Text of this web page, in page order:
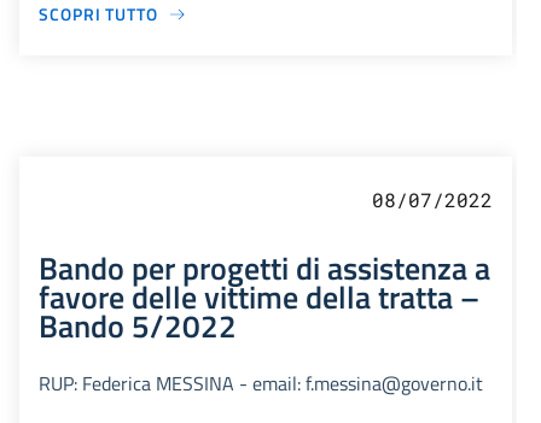
SCOPRI TUTTO
08/07/2022
Bando per progetti di assistenza a
favore delle vittime della tratta –
Bando 5/2022
RUP: Federica MESSINA - email: f.messina@governo.it